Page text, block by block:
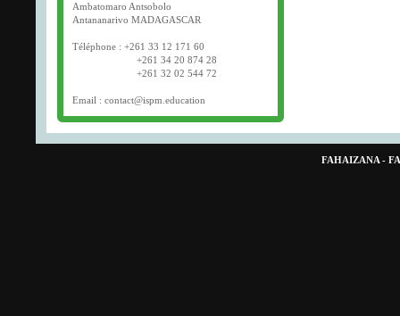
Ambatomaro Antsobolo
Antananarivo MADAGASCAR
Téléphone : +261 33 12 171 60
+261 34 20 874 28
+261 32 02 544 72
Email : contact@ispm.education
FAHAIZANA -